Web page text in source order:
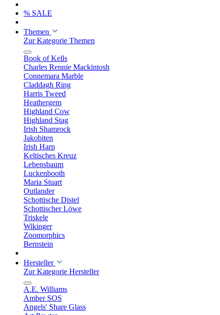
% SALE
Themen
Zur Kategorie Themen
Book of Kells
Charles Rennie Mackintosh
Connemara Marble
Claddagh Ring
Harris Tweed
Heathergem
Highland Cow
Highland Stag
Irish Shamrock
Jakobiten
Irish Harp
Keltisches Kreuz
Lebensbaum
Luckenbooth
Maria Stuart
Outlander
Schottische Distel
Schottischer Löwe
Triskele
Wikinger
Zoomorphics
Bernstein
Hersteller
Zur Kategorie Hersteller
A.E. Williams
Amber SOS
Angels' Share Glass